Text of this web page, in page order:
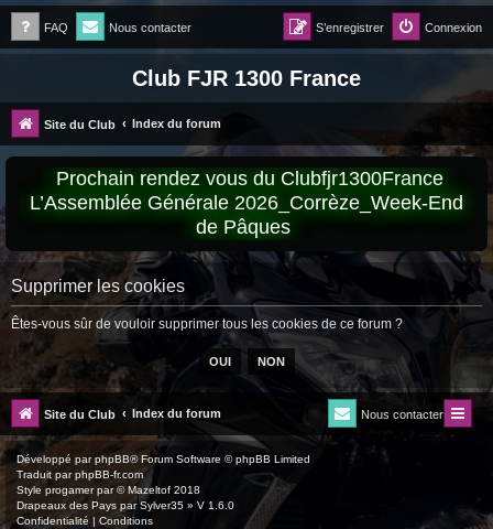
FAQ Nous contacter Connexion
S’enregistrer
Club FJR 1300 France
Site du Club Index du forum
Prochain rendez vous du Clubfjr1300France
L’Assemblée Générale 2026_Corrèze_Week-End
de Pâques
Supprimer les cookies
Êtes-vous sûr de vouloir supprimer tous les cookies de ce forum ?
Site du Club Index du forum Nous contacter
Développé parphpBB® Forum Software © phpBB Limited
Traduit parphpBB-fr.com
Style progamerpar ©Mazeltof 2018
Drapeaux des Pays par Sylver35 » V 1.6.0
Confidentialité | Conditions